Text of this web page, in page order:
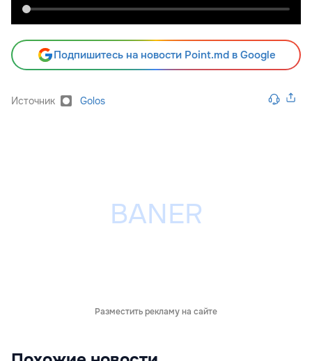
Подпишитесь на новости Point.md в Google
Источник Golos
Разместить рекламу на сайте